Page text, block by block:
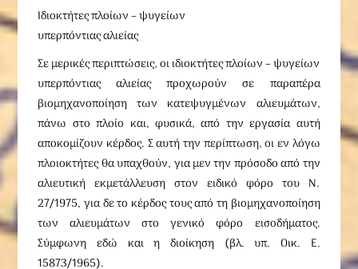
Ιδιοκτήτες πλοίων – ψυγείων
υπερπόντιας αλιείας
Σε μερικές περιπτώσεις, οι ιδιοκτήτες πλοίων – ψυγείων
υπερπόντιας αλιείας προχωρούν σε παραπέρα
βιομηχανοποίηση των κατεψυγμένων αλιευμάτων,
πάνω στο πλοίο και, φυσικά, από την εργασία αυτή
αποκομίζουν κέρδος. Σ αυτή την περίπτωση, οι εν λόγω
πλοιοκτήτες θα υπαχθούν, για μεν την πρόσοδο από την
αλιευτική εκμετάλλευση στον ειδικό φόρο του N.
27/1975, για δε το κέρδος τους από τη βιομηχανοποίηση
των αλιευμάτων στο γενικό φόρο εισοδήματος.
Σύμφωνη εδώ και η διοίκηση (βλ. υπ. Oικ. E.
15873/1965).